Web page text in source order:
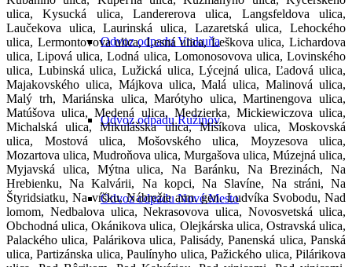
Odvoz odpadu Vrakuňa
Odvoz odpadu Ružinov
Odvoz odpadu Nové Mesto
ulica, Kysucká ulica, Landererova ulica, Langsfeldova ulica,
Laučekova ulica, Laurinská ulica, Lazaretská ulica, Lehockého
ulica, Lermontovova ulica, Lesná ulica, Leškova ulica, Lichardova
ulica, Lipová ulica, Lodná ulica, Lomonosovova ulica, Lovinského
ulica, Lubinská ulica, Lužická ulica, Lýcejná ulica, Ľadová ulica,
Majakovského ulica, Májkova ulica, Malá ulica, Malinová ulica,
Malý trh, Mariánska ulica, Marótyho ulica, Martinengova ulica,
Matúšova ulica, Medená ulica, Medzierka, Mickiewiczova ulica,
Michalská ulica, Mikulášska ulica, Mišíkova ulica, Moskovská
ulica, Mostová ulica, Mošovského ulica, Moyzesova ulica,
Mozartova ulica, Mudroňova ulica, Murgašova ulica, Múzejná ulica,
Myjavská ulica, Mýtna ulica, Na Baránku, Na Brezinách, Na
Hrebienku, Na Kalvárii, Na kopci, Na Slavíne, Na stráni, Na
Štyridsiatku, Na vŕšku, Nábrežie arm. gen. Ludvíka Svobodu, Nad
lomom, Nedbalova ulica, Nekrasovova ulica, Novosvetská ulica,
Obchodná ulica, Okánikova ulica, Olejkárska ulica, Ostravská ulica,
Palackého ulica, Palárikova ulica, Palisády, Panenská ulica, Panská
ulica, Partizánska ulica, Paulínyho ulica, Pažického ulica, Pilárikova